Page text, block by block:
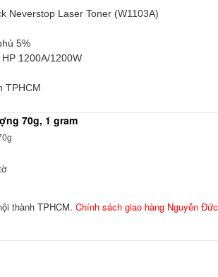
Neverstop Laser Toner (W1103A)
5%
1200A/1200W
TPHCM
70g, 1 gram
thành TPHCM. Chính sách giao hàng Nguyễn Đức